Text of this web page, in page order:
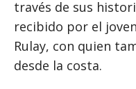
través de sus
recibido por el
Rulay, con quien
desde la costa.